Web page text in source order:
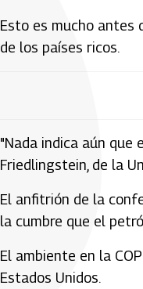
Esto es mucho antes
de los países ricos.
"Nada indica aún que
Friedlingstein, de la
El anfitrión de la
la cumbre que el
El ambiente en la
Estados Unidos.